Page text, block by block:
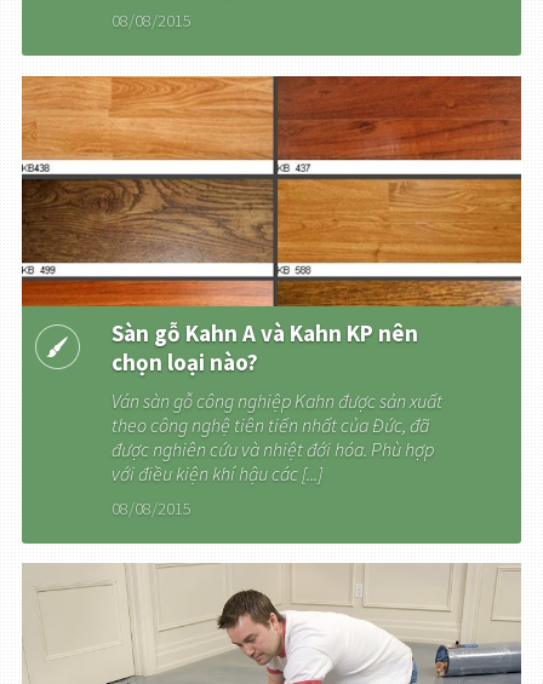
08/08/2015
Sàn gỗ Kahn A và Kahn KP nên
chọn loại nào?
Ván sàn gỗ công nghiệp Kahn được sản xuất
theo công nghệ tiên tiến nhất của Đức, đã
được nghiên cứu và nhiệt đới hóa. Phù hợp
với điều kiện khí hậu các [...]
08/08/2015